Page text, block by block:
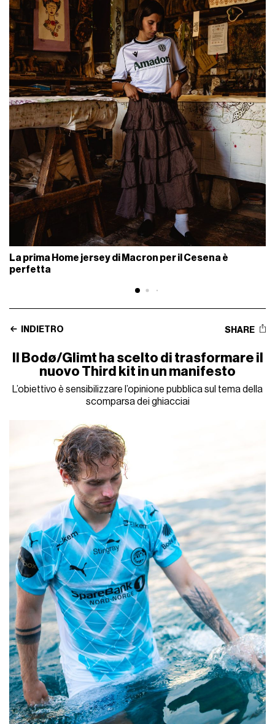
La prima Home jersey di Macron per il Cesena è
perfetta
INDIETRO SHARE
Il Bodø/Glimt ha scelto di trasformare il
nuovo Third kit in un manifesto
L’obiettivo è sensibilizzare l’opinione pubblica sul tema della
scomparsa dei ghiacciai